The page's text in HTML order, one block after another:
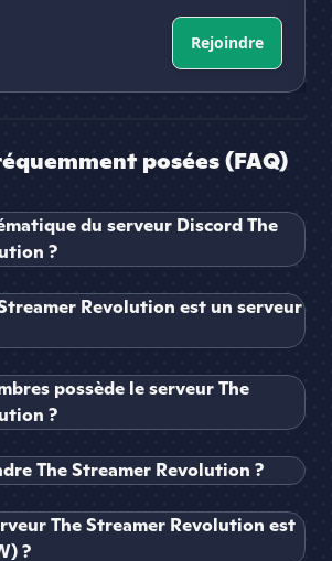
Rejoindre
posées (FAQ)
du serveur Discord The
?
Revolution est un serveur
possède le serveur The
?
The Streamer Revolution ?
The Streamer Revolution est
?